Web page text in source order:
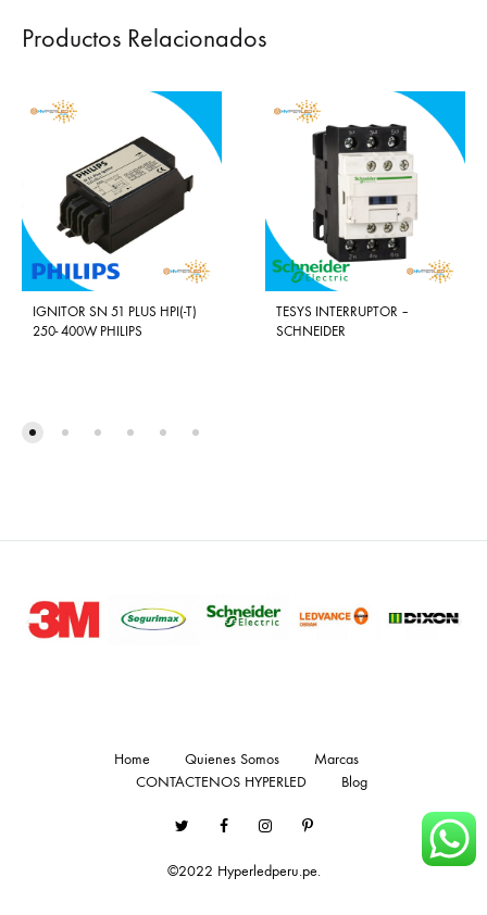
Productos Relacionados
IGNITOR SN 51 PLUS HPI(-T)
250- 400W PHILIPS
TESYS INTERRUPTOR –
SCHNEIDER
©2022 Hyperledperu.pe.
Home Quienes Somos
Marcas
CONTACTENOS HYPERLED
Blog
TwitterFacebookInstagramPinterest